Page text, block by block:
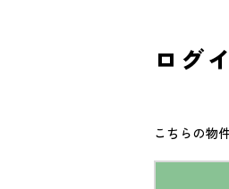
ログ
こちらの物